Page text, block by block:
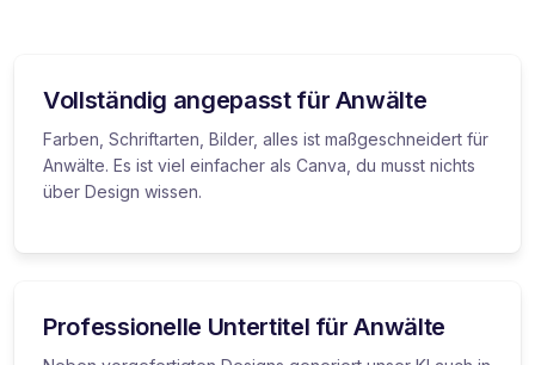
Vollständig angepasst für Anwälte
Farben, Schriftarten, Bilder, alles ist maßgeschneidert für
Anwälte. Es ist viel einfacher als Canva, du musst nichts
über Design wissen.
Professionelle Untertitel für Anwälte